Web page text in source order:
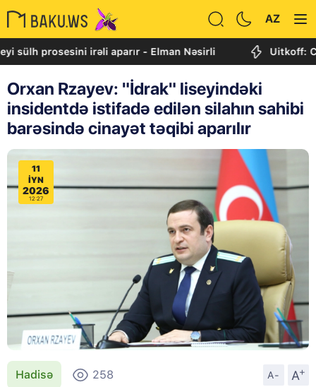
AZ
irəli aparır - Elman Nəsirli Uitkoff: Cənubi
Orxan Rzayev: "İdrak" liseyindəki
insidentdə istifadə edilən silahın sahibi
barəsində cinayət təqibi aparılır
11
IYN
2026
12:27
Hadisə 258 A- A
+